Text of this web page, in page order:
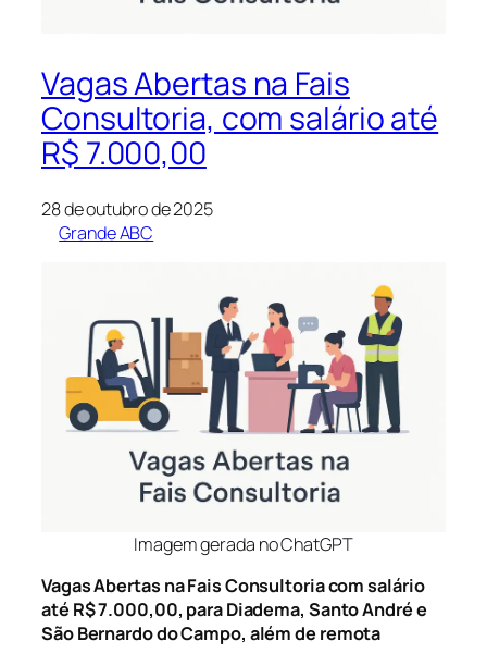
Vagas Abertas na Fais
Consultoria, com salário até
R$ 7.000,00
28 de outubro de 2025
Grande ABC
Imagem gerada no ChatGPT
Vagas Abertas na Fais Consultoria com salário
até R$ 7.000,00, para Diadema, Santo André e
São Bernardo do Campo, além de remota